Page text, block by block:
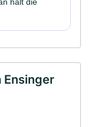
Ensinger